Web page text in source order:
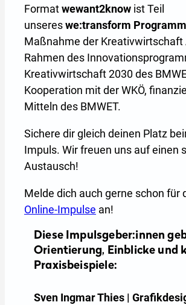
Formatwewant2know ist Teil
unsereswe:transform
Maßnahme der Kreativwirtschaft
Rahmen des
Kreativwirtschaft 2030 des
Kooperation mit der WKÖ,
Mitteln des BMWET.
Sichere dir gleich deinen Platz
Impuls. Wir freuen uns auf einen
Austausch!
Melde dich auch gerne schon für
Online-Impulse an!
Diese Impulsgeber:innen
Orientierung, Einblicke und
Praxisbeispiele:
Sven Ingmar Thies |